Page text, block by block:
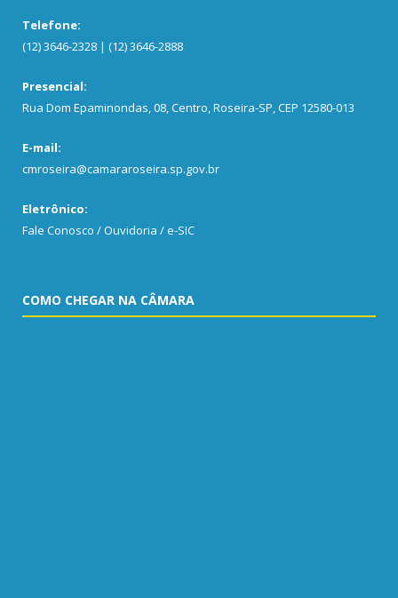
Telefone:
(12) 3646-2328 | (12) 3646-2888
Presencial:
Rua Dom Epaminondas, 08, Centro, Roseira-SP, CEP 12580-013
E-mail:
cmroseira@camararoseira.sp.gov.br
Eletrônico:
Fale Conosco / Ouvidoria / e-SIC
COMO CHEGAR NA CÂMARA